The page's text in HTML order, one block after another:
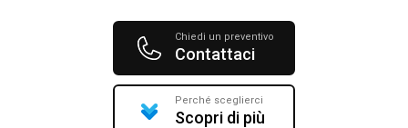
Chiedi un preventivo
Contattaci
Perché sceglierci
Scopri di più